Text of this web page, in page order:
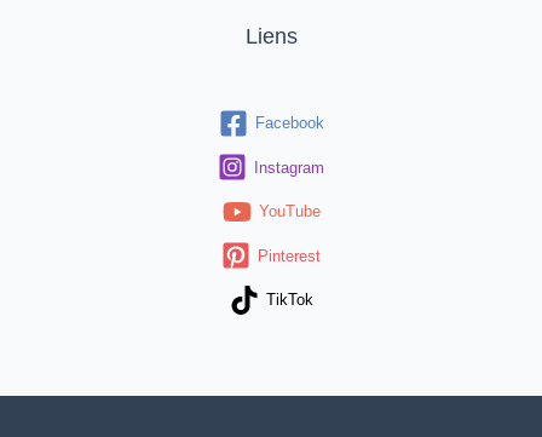
Liens
Facebook
Instagram
YouTube
Pinterest
TikTok